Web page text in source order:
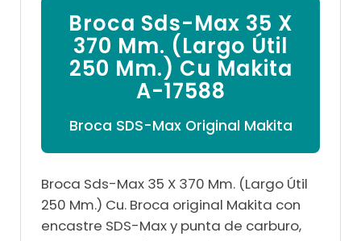
Broca Sds-Max 35 X
370 Mm. (Largo Útil
250 Mm.) Cu Makita
A-17588
Broca SDS-Max Original Makita
Broca Sds-Max 35 X 370 Mm. (Largo Útil
250 Mm.) Cu. Broca original Makita con
encastre SDS-Max y punta de carburo,